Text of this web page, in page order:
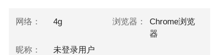
网络： 4g 浏览器：
Chrome浏览
器
昵称：
未登录用户